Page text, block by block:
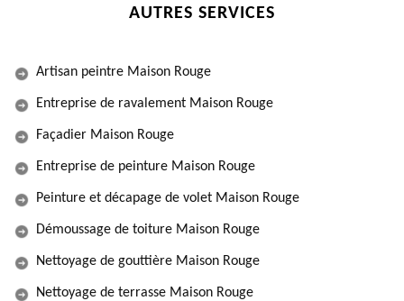
AUTRES SERVICES
Artisan peintre Maison Rouge
Entreprise de ravalement Maison Rouge
Façadier Maison Rouge
Entreprise de peinture Maison Rouge
Peinture et décapage de volet Maison Rouge
Démoussage de toiture Maison Rouge
Nettoyage de gouttière Maison Rouge
Nettoyage de terrasse Maison Rouge